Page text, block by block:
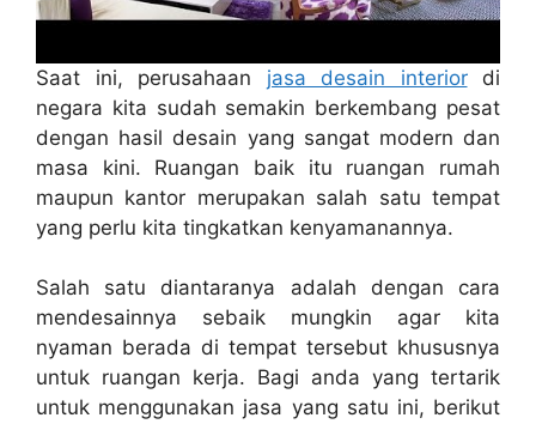
Saat ini, perusahaan jasa desain interior
di
negara kita sudah semakin berkembang pesat
dengan hasil desain yang sangat modern dan
masa kini. Ruangan baik itu ruangan rumah
maupun kantor merupakan salah satu tempat
yang perlu kita tingkatkan kenyamanannya.
Salah satu diantaranya adalah dengan cara
mendesainnya sebaik mungkin agar kita
nyaman berada di tempat tersebut khususnya
untuk ruangan kerja. Bagi anda yang tertarik
untuk menggunakan jasa yang satu ini, berikut